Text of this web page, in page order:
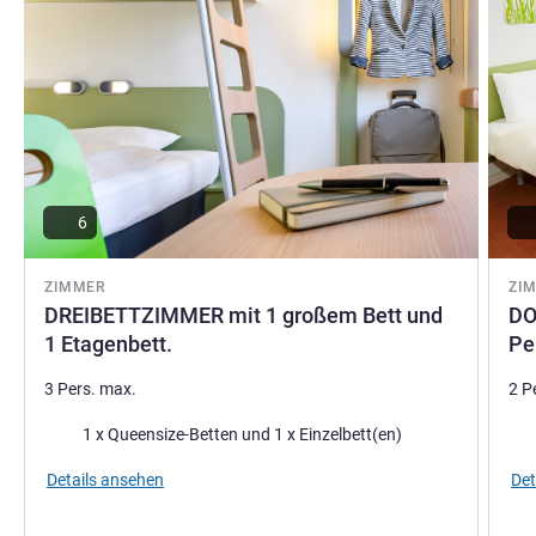
James Hulme, Hotel Direktion
ZIMMER
DREIBETTZIMMER mit 1 großem Bett und
1 Etagenbett.
6
3 Pers. max.
Bettwäsche 1 x Queensize-Betten und 1 x Einzelbett(en)
Details ansehen
2